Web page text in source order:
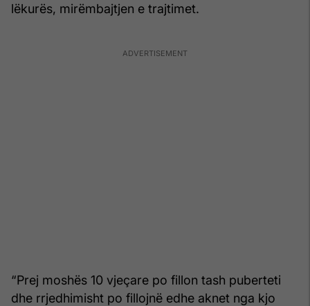
lëkurës, mirëmbajtjen e trajtimet.
“Prej moshës 10 vjeçare po fillon tash puberteti
dhe rrjedhimisht po fillojnë edhe aknet nga kjo